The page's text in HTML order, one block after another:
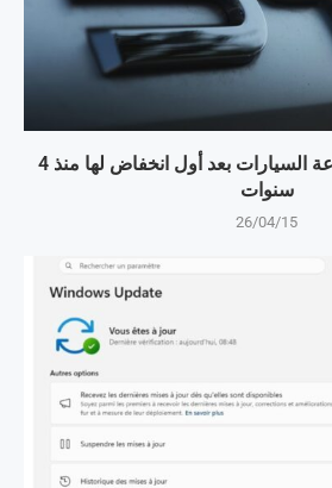
شركة BYD تحذر صناعة السيارات بعد أول انخفاض لها منذ 4
سنوات
26/04/15